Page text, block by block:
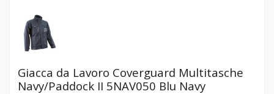
Giacca da Lavoro Coverguard Multitasche
Navy/Paddock II 5NAV050 Blu Navy